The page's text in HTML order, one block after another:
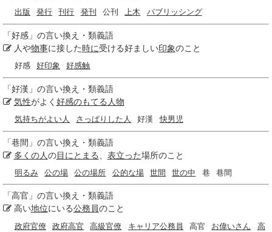
出版 発行 刊行 発刊 公刊 上木 パブリッシング
「好感 」の言い換え・類義語
人や物事に接した時に受ける好ましい印象のこと
好感 好印象 好感触
「好漢 」の言い換え・類義語
気性がよく 好感のもてる 人物
気持ちがよい人 さっぱりした人 好漢 快男児
「巷間 」の言い換え・類義語
多くの人の目にとまる 表立った場所のこと
明るみ 公の場 公の場所 公的な場 世間 世の中 巷 巷間
「高官 」の言い換え・類義語
高い地位にいる公務員のこと
政府官僚 政府高官 高級官僚 キャリア公務員 高官 お偉いさん
高